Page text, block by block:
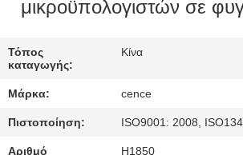
ΈΛΕΓΧΟΣ
ΕΠΙΚΟΙΝΩΝΉΣΤΕ
μικροϋπολογιστών σε
Τόπος
καταγωγής:
Κίνα
Μάρκα: cence
Πιστοποίηση: ISO9001: 2008,
Αριθμό
H1850